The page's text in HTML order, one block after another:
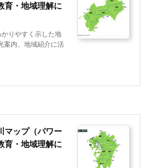
育・地域理解に
りやすく示した地
案内、地域紹介に活
マップ（パワー
育・地域理解に